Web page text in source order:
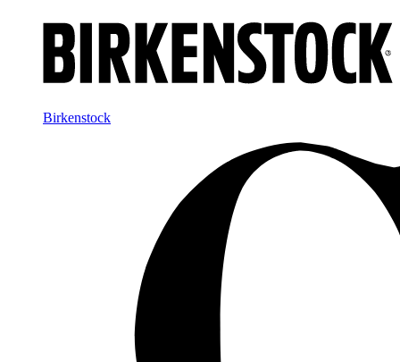
Birkenstock